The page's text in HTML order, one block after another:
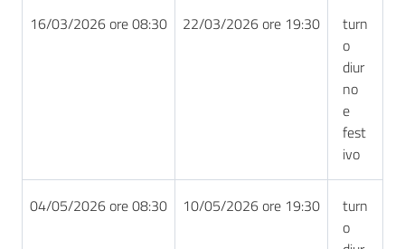
16/03/2026 ore 08:30 22/03/2026 ore 19:30
turn
o
diur
no
e
fest
ivo
04/05/2026 ore 08:30 10/05/2026 ore 19:30
turn
o